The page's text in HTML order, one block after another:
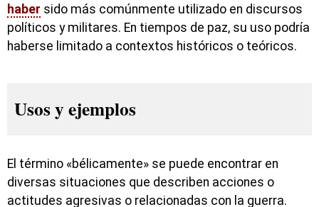
haber sido más comúnmente utilizado en discursos
políticos y militares. En tiempos de paz, su uso podría
haberse limitado a contextos históricos o teóricos.
Usos y ejemplos
El término «bélicamente» se puede encontrar en
diversas situaciones que describen acciones o
actitudes agresivas o relacionadas con la guerra.